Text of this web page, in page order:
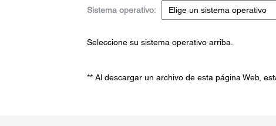
Sistema operativo:
Seleccione su sistema operativo arriba.
** Al descargar un archivo de esta página Web,